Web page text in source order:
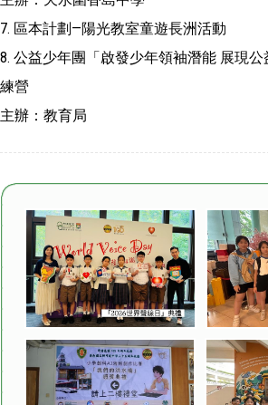
7. 區本計劃—陽光教室童遊長洲活動
8. 公益少年團「啟發少年領袖潛能 展現公
練營
主辦：教育局